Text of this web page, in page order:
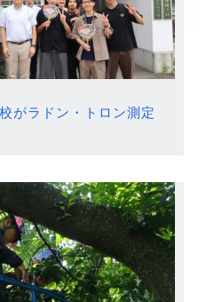
がラドン・トロン測定